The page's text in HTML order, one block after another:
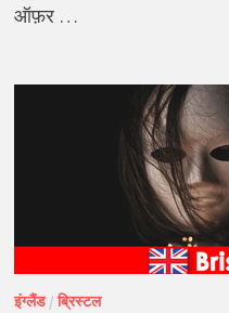
ऑफ़र …
इंग्लैंड/ब्रिस्टल